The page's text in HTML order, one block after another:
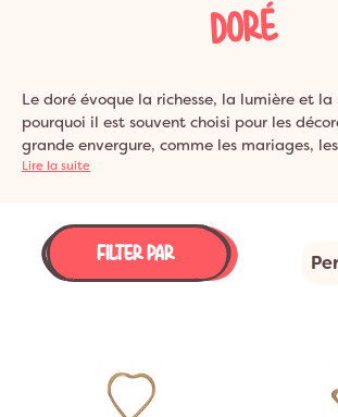
DORÉ
Le doré évoque la richesse, la lumière et la
pourquoi il est souvent choisi pour les
grande envergure, comme les mariages,
les réveillons. Nous vous donnons quelques
inoubliable pour vos invités.
Lire la suite
FILTER PAR